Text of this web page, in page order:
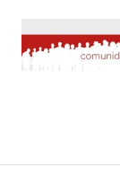
contenido